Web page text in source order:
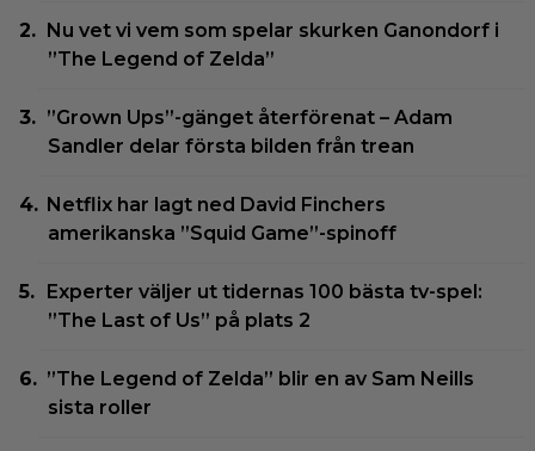
Nu vet vi vem som spelar skurken Ganondorf i
”The Legend of Zelda”
”Grown Ups”-gänget återförenat – Adam
Sandler delar första bilden från trean
Netflix har lagt ned David Finchers
amerikanska ”Squid Game”-spinoff
Experter väljer ut tidernas 100 bästa tv-spel:
”The Last of Us” på plats 2
”The Legend of Zelda” blir en av Sam Neills
sista roller